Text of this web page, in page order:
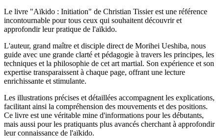
Le livre "Aïkido : Initiation" de Christian Tissier est une référence
incontournable pour tous ceux qui souhaitent découvrir et
approfondir leur pratique de l'aïkido.
L'auteur, grand maître et disciple direct de Morihei Ueshiba, nous
guide avec une grande clarté et pédagogie à travers les principes, les
techniques et la philosophie de cet art martial. Son expérience et son
expertise transparaissent à chaque page, offrant une lecture
enrichissante et stimulante.
Les illustrations précises et détaillées accompagnent les explications,
facilitant ainsi la compréhension des mouvements et des positions.
Ce livre est une véritable mine d'informations pour les débutants,
mais aussi pour les pratiquants plus avancés cherchant à approfondir
leur connaissance de l'aïkido.